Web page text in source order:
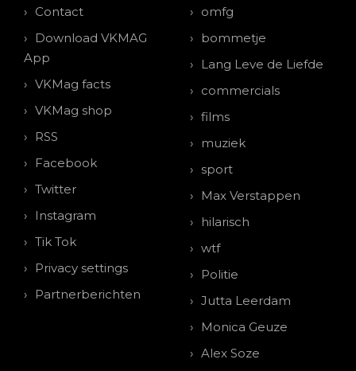
Contact
Download VKMAG
App
VKMag facts
VKMag shop
RSS
Facebook
Twitter
Instagram
Tik Tok
Privacy settings
Partnerberichten
omfg
bommetje
Lang Leve de Liefde
commercials
films
muziek
sport
Max Verstappen
hilarisch
wtf
Politie
Jutta Leerdam
Monica Geuze
Alex Soze